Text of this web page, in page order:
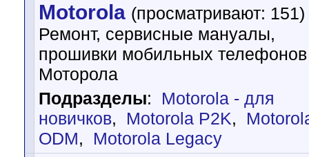
Motorola (просматривают: 151)
Ремонт, сервисные мануалы,
прошивки мобильных телефонов
Моторола
Подразделы:
Motorola - для
новичков, Motorola P2K,
ODM, Motorola Legacy